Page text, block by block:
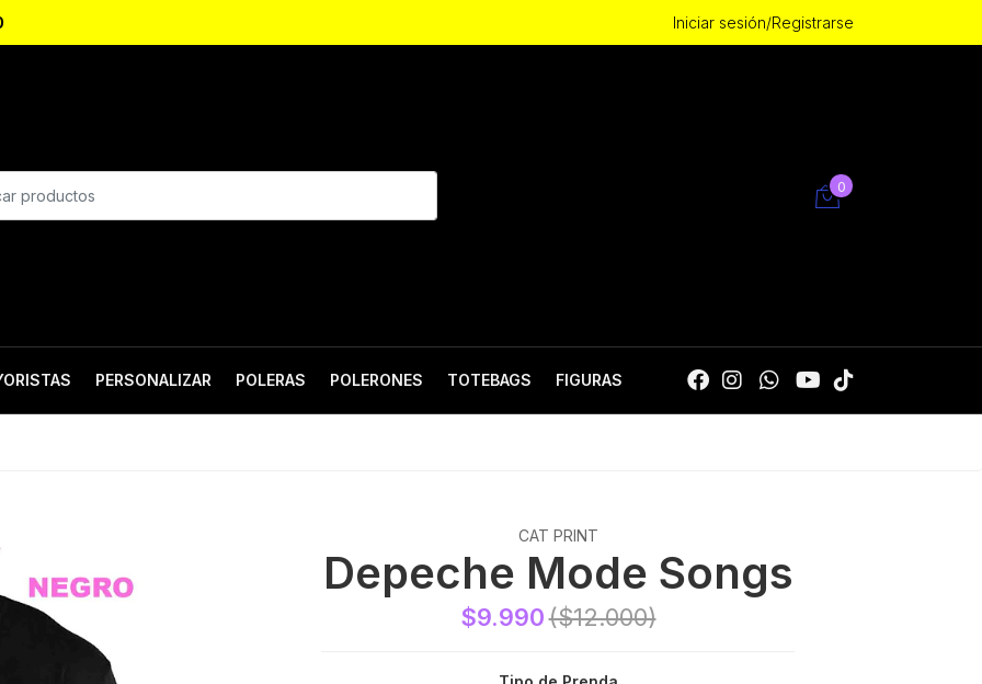
Iniciar sesión/Registrarse
0
PERSONALIZAR POLERAS POLERONES TOTEBAGS FIGURAS
CAT PRINT
Depeche Mode Songs
$9.990($12.000)